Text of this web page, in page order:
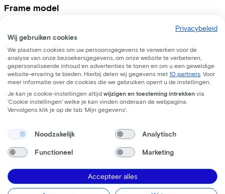
Frame model
Midden
Hoog
Hoe wil je op de fiets zitten?
Rechtop
BAAS Cycling
Privacybeleid
Wij gebruiken cookies
We plaatsen cookies om uw persoonsgegevens te verwerken voor de
analyse van onze bezoekersgegevens, om onze website te verbeteren,
gepersonaliseerde inhoud en advertenties te tonen en om u een geweldige
website-ervaring te bieden. Hierbij delen wij gegevens met 10 partners . Voor
meer informatie over de cookies die we gebruiken opent u de instellingen.
Je kan je cookie-instellingen altijd wijzigen en toesteming intrekken via
'Cookie instellingen' welke je kan vinden onderaan de webpagina.
Vervolgens klik je op de tab ‘Mijn gegevens'.
Noodzakelijk Analytisch
Functioneel Marketing
Accepteer alles